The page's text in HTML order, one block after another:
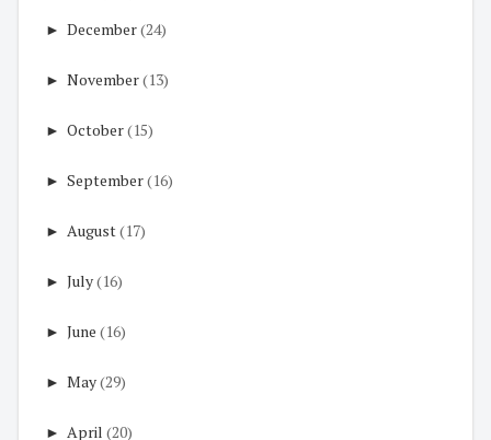
► December(24)
► November(13)
► October(15)
► September(16)
► August(17)
► July(16)
► June (16)
► May(29)
► April (20)